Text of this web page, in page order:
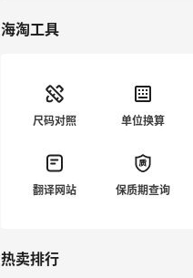
海淘工具
尺码对照 单位换算
翻译网站 保质期查询
热卖排行